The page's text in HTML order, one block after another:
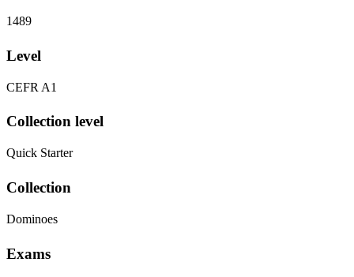
1489
Level
CEFR A1
Collection level
Quick Starter
Collection
Dominoes
Exams